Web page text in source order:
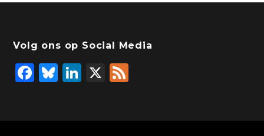
Volg ons op Social Media
F
Bl
Li
X